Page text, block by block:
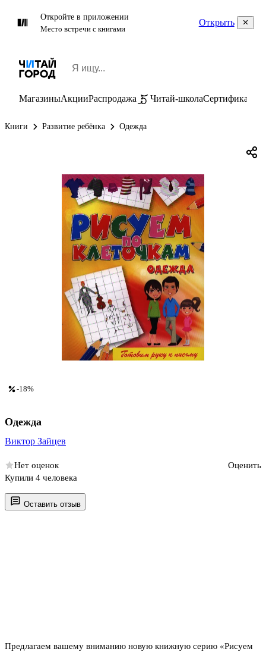
Откройте в приложении
Место встречи с книгами
Открыть
МагазиныАкцииРаспродажа Читай-школаСертификаты
Книги Развитие ребёнка Одежда
Оставить отзыв
Предлагаем вашему вниманию новую книжную серию «Рисуем
-18%
Одежда
Виктор Зайцев
Нет оценок
Оценить
Купили 4 человека